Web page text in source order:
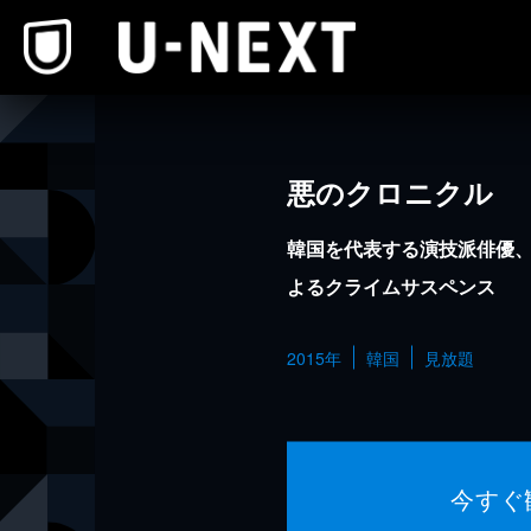
悪のクロニクル
韓国を代表する演技派俳優
よるクライムサスペンス
2015年 韓国 見放題
今す